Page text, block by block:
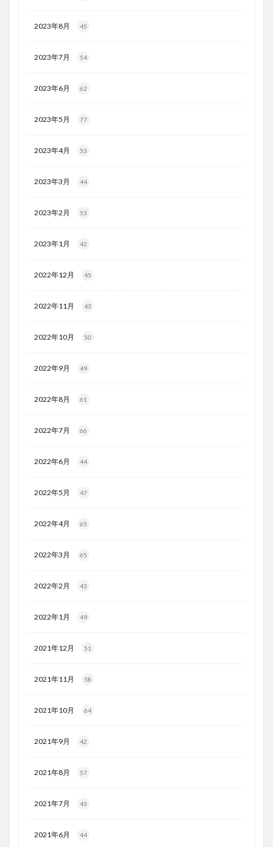
2023年8月 45
2023年7月 54
2023年6月 62
2023年5月 77
2023年4月 53
2023年3月 44
2023年2月 53
2023年1月 42
2022年12月 45
2022年11月 43
2022年10月 50
2022年9月 49
2022年8月 61
2022年7月 66
2022年6月 44
2022年5月 47
2022年4月 65
2022年3月 65
2022年2月 43
2022年1月 49
2021年12月 51
2021年11月 58
2021年10月 64
2021年9月 42
2021年8月 57
2021年7月 43
2021年6月 44